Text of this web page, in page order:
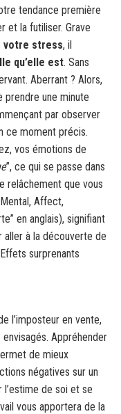
tendance première
et la futiliser. Grave
votre stress, il
qu’elle est. Sans
Aberrant ? Alors,
prendre une minute
par observer
ce moment précis.
vos émotions de
”, ce qui se passe dans
relâchement que vous
Affect,
en anglais), signifiant
à la découverte de
surprenants
l’imposteur en vente,
Appréhender
de mieux
négatives sur un
de soi et se
vous apportera de la